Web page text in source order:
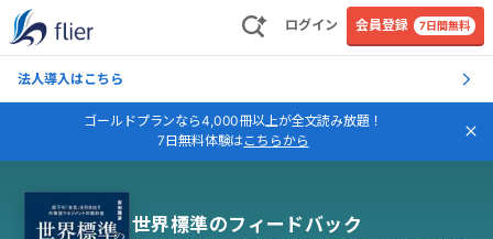
ログイン 会員登録 7日間無料
法人導入はこちら
ゴールドプランなら4,000冊以上が全文読み放題！
7日無料体験はこちらから
世界標準のフィードバック